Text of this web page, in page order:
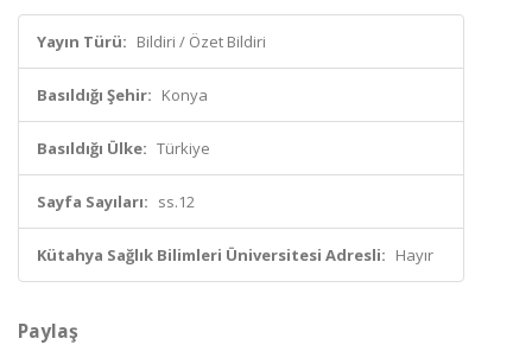
Yayın Türü: Bildiri / Özet Bildiri
Basıldığı Şehir: Konya
Basıldığı Ülke: Türkiye
Sayfa Sayıları: ss.12
Kütahya Sağlık Bilimleri Üniversitesi Adresli: Hayır
Paylaş